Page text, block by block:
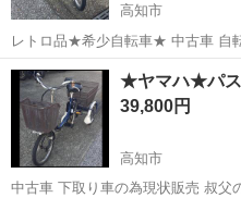
高知市
レトロ品★希少自転車★ 中古車 自
テナンス済み 昔のクロスバイク？
ヤ、チューブ、チェーン新品に交
望ですが、お近くなら無料...
高知 高知市 クロスバイク
★ヤマハ★パ
39,800円
高知市
中古車 下取り車の為現状販売 叔父